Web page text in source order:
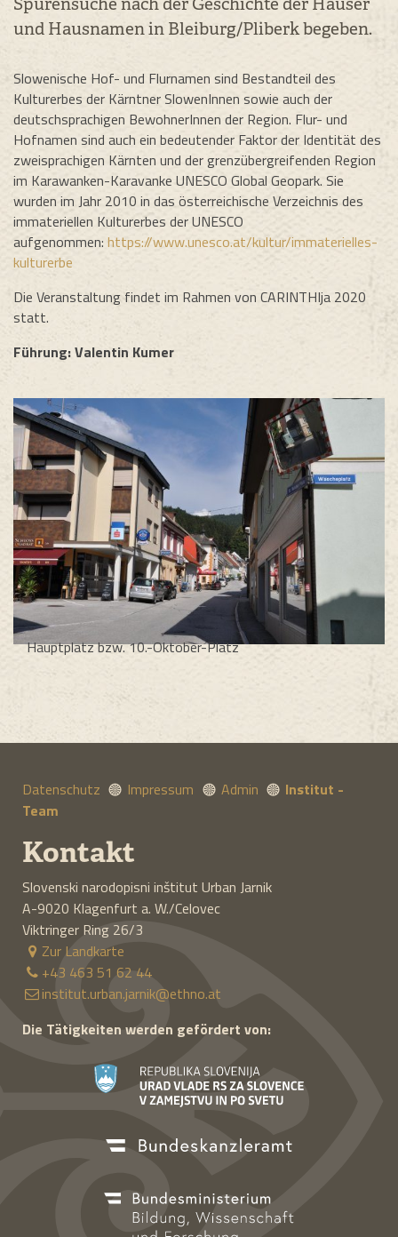
und Hausnamen in Bleiburg/Pliberk begeben.
Slowenische Hof- und Flurnamen sind Bestandteil des
Kulturerbes der Kärntner SlowenInnen sowie auch der
deutschsprachigen BewohnerInnen der Region. Flur- und
Hofnamen sind auch ein bedeutender Faktor der Identität des
zweisprachigen Kärnten und der grenzübergreifenden Region
im Karawanken-Karavanke UNESCO Global Geopark. Sie
wurden im Jahr 2010 in das österreichische Verzeichnis des
immateriellen Kulturerbes der UNESCO
aufgenommen: https://www.unesco.at/kultur/immaterielles-
kulturerbe
Die Veranstaltung findet im Rahmen von CARINTHIja 2020
statt.
Führung: Valentin Kumer
Hauptplatz bzw. 10.-Oktober-Platz
Datenschutz Impressum Admin
Institut -
Team
Kontakt
Slovenski narodopisni inštitut Urban Jarnik
A-9020 Klagenfurt a. W./Celovec
Viktringer Ring 26/3
Zur Landkarte
+43 463 51 62 44
institut.urban.jarnik@ethno.at
Die Tätigkeiten werden gefördert von: